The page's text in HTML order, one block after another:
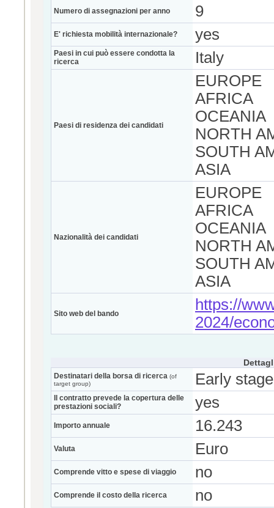
Numero di assegnazioni per anno 9
E' richiesta mobilità internazionale? yes
Paesi in cui può essere condotta la
ricerca
Italy
Paesi di residenza dei candidati
EUROPE
AFRICA
OCEANIA
NORTH
SOUTH
ASIA
Nazionalità dei candidati
EUROPE
AFRICA
OCEANIA
NORTH
SOUTH
ASIA
Sito web del bando
https://
2024/
Destinatari della borsa di ricerca (of
target group)
Early
Il contratto prevede la copertura delle
prestazioni sociali?
yes
Importo annuale 16.243
Valuta Euro
Comprende vitto e spese di viaggio no
Comprende il costo della ricerca no